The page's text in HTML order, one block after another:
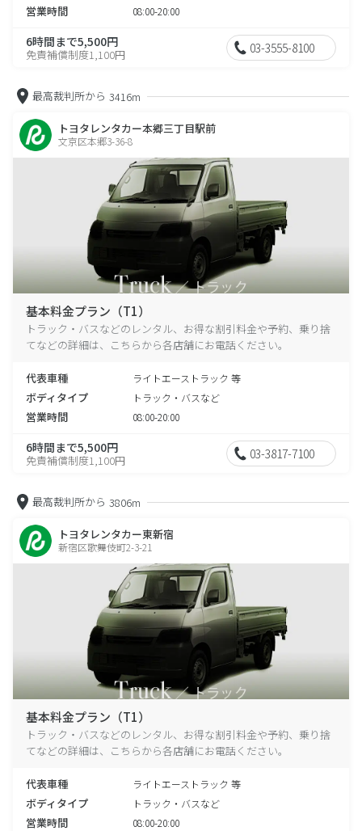
営業時間 08:00-20:00
6時間まで5,500円
免責補償制度1,100円 03-3555-8100
最高裁判所から 3416m
トヨタレンタカー本郷三丁目駅前
文京区本郷3-36-8
基本料金プラン（T1）
トラック・バスなどのレンタル、お得な割引料金や予約、乗り捨
てなどの詳細は、こちらから各店舗にお電話ください。
代表車種 ライトエーストラック 等
ボディタイプ トラック・バスなど
営業時間 08:00-20:00
6時間まで5,500円
免責補償制度1,100円 03-3817-7100
最高裁判所から 3806m
トヨタレンタカー東新宿
新宿区歌舞伎町2-3-21
基本料金プラン（T1）
トラック・バスなどのレンタル、お得な割引料金や予約、乗り捨
てなどの詳細は、こちらから各店舗にお電話ください。
代表車種 ライトエーストラック 等
ボディタイプ トラック・バスなど
営業時間 08:00-20:00